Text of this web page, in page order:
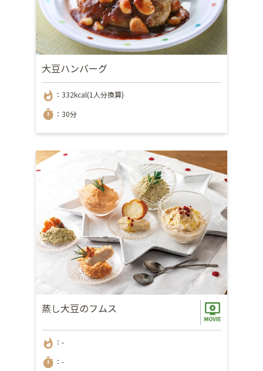
大豆ハンバーグ
whatshot ：332kcal(1人分換算)
timer ：30分
蒸し大豆のフムス
whatshot ：-
timer ：-